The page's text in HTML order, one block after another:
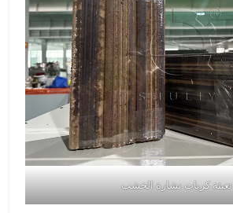
تعبئة كريات نشارة الخشب